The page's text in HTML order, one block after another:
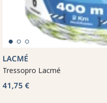
LACMÉ
Tressopro Lacmé
41,75 €